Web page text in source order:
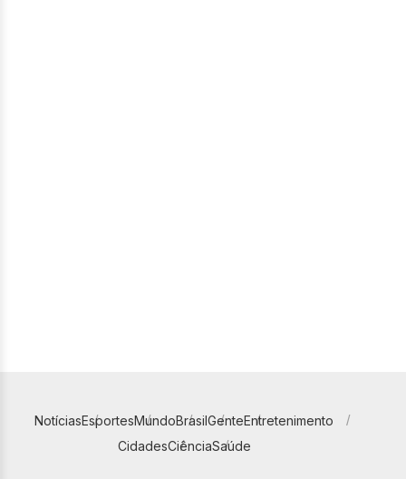
NotíciasEsportesMundoBrasilGenteEntretenimento
CidadesCiênciaSaúde